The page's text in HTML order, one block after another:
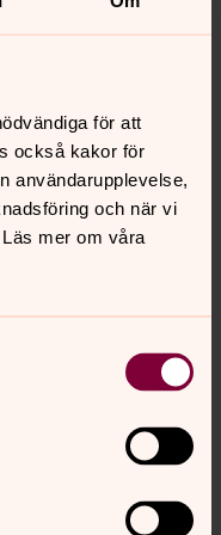
för att
också kakor för
användarupplevelse,
och när vi
mer om våra
BEGRAVNING
vad en
en film tillsammans
för att prata
Det finns även
stöttar ett barn i
acceptera kakor